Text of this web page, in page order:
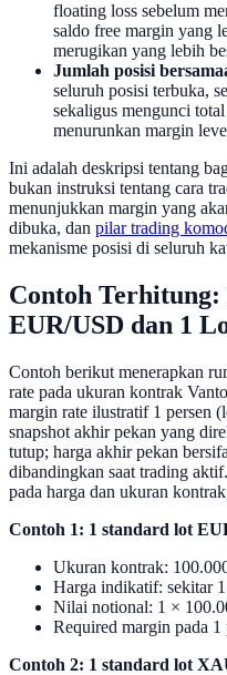
floating loss sebelum
saldo free margin yang
merugikan yang lebih
Jumlah posisi
seluruh posisi terbuka,
sekaligus mengunci
menurunkan margin
Ini adalah deskripsi tentang
bukan instruksi tentang cara
menunjukkan margin yang
dibuka, dan pilar trading
mekanisme posisi di seluruh
Contoh
EUR/USD dan 1
Contoh berikut menerapkan
rate pada ukuran kontrak
margin rate ilustratif 1 persen
snapshot akhir pekan yang
tutup; harga akhir pekan
dibandingkan saat trading
pada harga dan ukuran
Contoh 1: 1 standard lot
Ukuran kontrak:
Harga indikatif: sekitar
Nilai notional: 1 ×
Required margin pada
Contoh 2: 1 standard lot